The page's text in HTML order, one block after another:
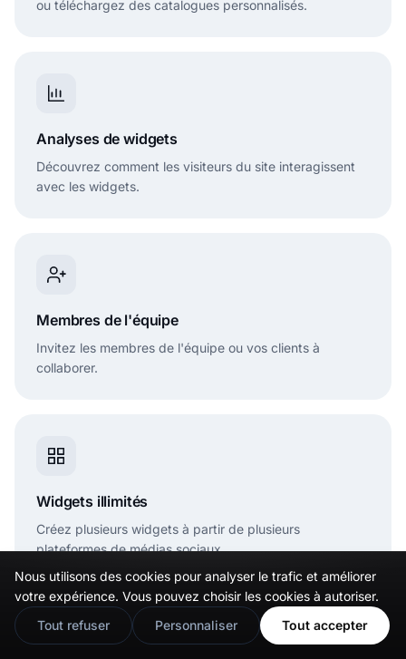
ou téléchargez des catalogues personnalisés.
Analyses de widgets
Découvrez comment les visiteurs du site interagissent
avec les widgets.
Membres de l'équipe
Invitez les membres de l'équipe ou vos clients à
collaborer.
Widgets illimités
Créez plusieurs widgets à partir de plusieurs
plateformes de médias sociaux.
Nous utilisons des cookies pour analyser le trafic et améliorer
votre expérience. Vous pouvez choisir les cookies à autoriser.
Tout refuser
Personnaliser Tout accepter
🇬🇧Would you prefer this site in English?
View in English